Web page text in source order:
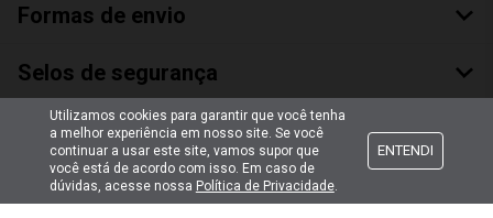
Formas de envio
Selos de segurança
Utilizamos cookies para garantir que você tenha
a melhor experiência em nosso site. Se você
continuar a usar este site, vamos supor que
você está de acordo com isso. Em caso de
dúvidas, acesse nossa Política de Privacidade.
ENTENDI